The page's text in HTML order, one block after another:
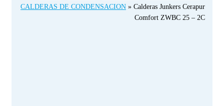
CALDERAS DE CONDENSACION » Calderas Junkers Cerapur
Comfort ZWBC 25 – 2C